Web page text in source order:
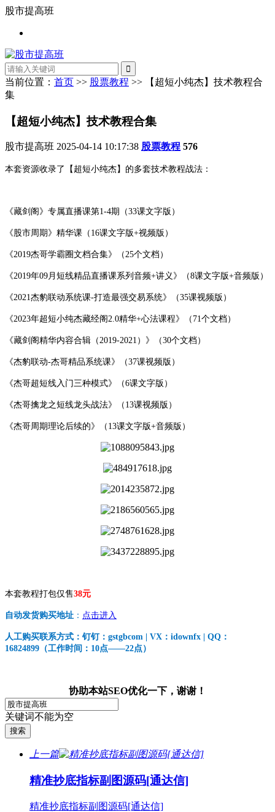
股市提高班
当前位置： 首页 >> 股票教程 >> 【超短小纯杰】技术教程合
集
【超短小纯杰】技术教程合集
股市提高班 2025-04-14 10:17:38 股票教程 576
本套资源收录了【超短小纯杰】的多套技术教程战法：
《藏剑阁》专属直播课第1-4期（33课文字版）
《股市周期》精华课（16课文字版+视频版）
《2019杰哥学霸圈文档合集》（25个文档）
《2019年09月短线精品直播课系列音频+讲义》（8课文字版+音频版）
《2021杰豹联动系统课-打造最强交易系统》（35课视频版）
《2023年超短小纯杰藏经阁2.0精华+心法课程》（71个文档）
《藏剑阁精华内容合辑（2019-2021）》（30个文档）
《杰豹联动-杰哥精品系统课》（37课视频版）
《杰哥超短线入门三种模式》（6课文字版）
《杰哥擒龙之短线龙头战法》（13课视频版）
《杰哥周期理论后续的》（13课文字版+音频版）
本套教程打包仅售38元
自动发货购买地址 ： 点击进入
人工购买联系方式：钉钉：gstgbcom | VX：idownfx | QQ：
16824899（工作时间：10点——22点）
协助本站SEO优化一下，谢谢！
关键词不能为空
上一篇
精准抄底指标副图源码[通达信]
精准抄底指标副图源码[通达信]